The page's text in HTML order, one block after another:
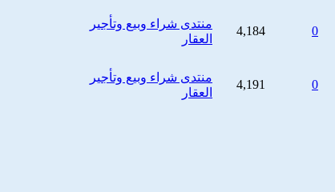
0
4,184
منتدى شراء وبيع وتأجير
العقار
0
4,191
منتدى شراء وبيع وتأجير
العقار